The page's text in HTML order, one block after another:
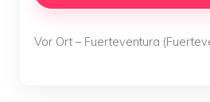
Vor Ort – Fuerteventura